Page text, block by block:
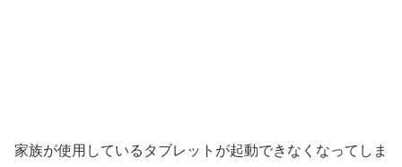
家族が使用しているタブレットが起動できなくなってしま